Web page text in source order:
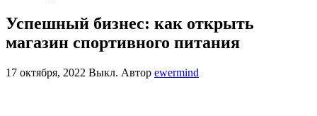
Успешный бизнес: как открыть
магазин спортивного питания
17 октября, 2022 Выкл. Автор ewermind